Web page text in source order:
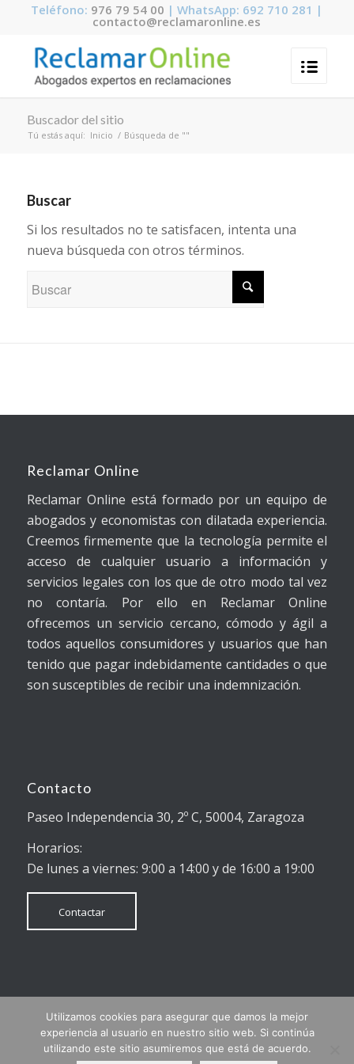
Teléfono: 976 79 54 00 | WhatsApp: 692 710 281 |
contacto@reclamaronline.es
Buscador del sitio
Tú estás aquí: Inicio / Búsqueda de ""
Buscar
Si los resultados no te satisfacen, intenta una
nueva búsqueda con otros términos.
Reclamar Online
Reclamar Online está formado por un equipo de
abogados y economistas con dilatada experiencia.
Creemos firmemente que la tecnología permite el
acceso de cualquier usuario a información y
servicios legales con los que de otro modo tal vez
no contaría. Por ello en Reclamar Online
ofrecemos un servicio cercano, cómodo y ágil a
todos aquellos consumidores y usuarios que han
tenido que pagar indebidamente cantidades o que
son susceptibles de recibir una indemnización.
Contacto
Paseo Independencia 30, 2º C, 50004, Zaragoza
Horarios:
De lunes a viernes: 9:00 a 14:00 y de 16:00 a 19:00
Contactar
© Copyright - Reclamar Online
Finalistas mejor web de empresa 2018 (Aragón en la Red)
Utilizamos cookies para asegurar que damos la mejor
experiencia al usuario en nuestro sitio web. Si continúa
utilizando este sitio asumiremos que está de acuerdo.